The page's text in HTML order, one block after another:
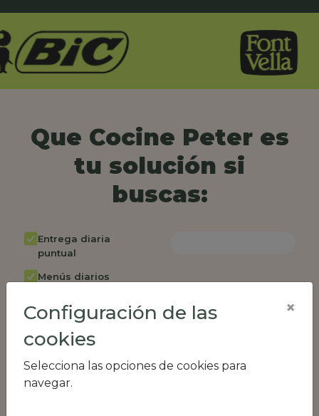
Que Cocine Peter es
tu solución si
buscas:
Entrega diaria
puntual
Menús diarios
Cambio de menú
empleados
Configuración de las
cookies
Selecciona las opciones de cookies para
navegar.
×